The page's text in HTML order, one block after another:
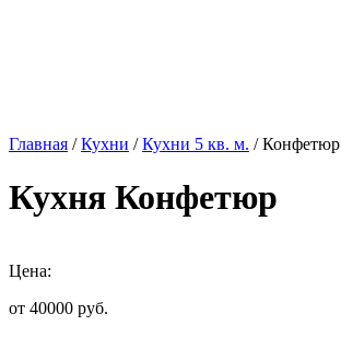
Главная /Кухни /Кухни 5 кв. м. / Конфетюр
Кухня Конфетюр
Цена:
от 40000 руб.